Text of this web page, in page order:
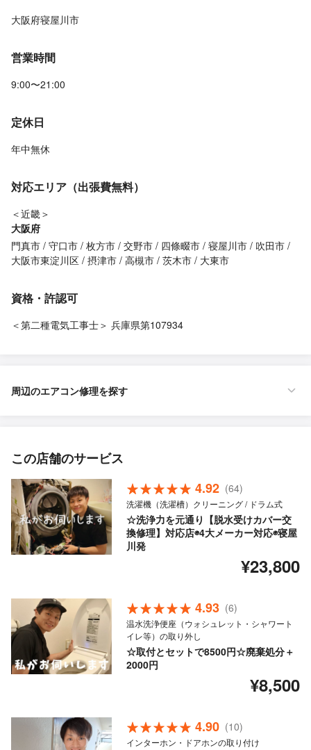
大阪府寝屋川市
営業時間
9:00〜21:00
定休日
年中無休
対応エリア（出張費無料）
＜近畿＞
大阪府
門真市 守口市 枚方市 交野市 四條畷市 寝屋川市
吹田市
大阪市東淀川区 摂津市 高槻市 茨木市 大東市
資格・許認可
＜第二種電気工事士＞ 兵庫県第107934
周辺のエアコン修理を探す
この店舗のサービス
4.92 (64)
洗濯機（洗濯槽）クリーニング / ドラム式
☆洗浄力を元通り【脱水受けカバー交
換修理】対応店◉4大メーカー対応◉寝屋
川発
¥23,800
4.93 (6)
温水洗浄便座（ウォシュレット・シャワート
イレ等）の取り外し
☆取付とセットで8500円☆廃棄処分＋
2000円
¥8,500
4.90 (10)
インターホン・ドアホンの取り付け